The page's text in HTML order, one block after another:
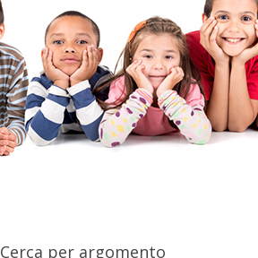
Cerca per argomento